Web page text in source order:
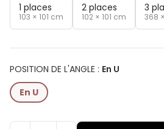
1 places
103 × 101 cm
2 places
102 × 101 cm
3
368
POSITION DE L'ANGLE : En U
En U